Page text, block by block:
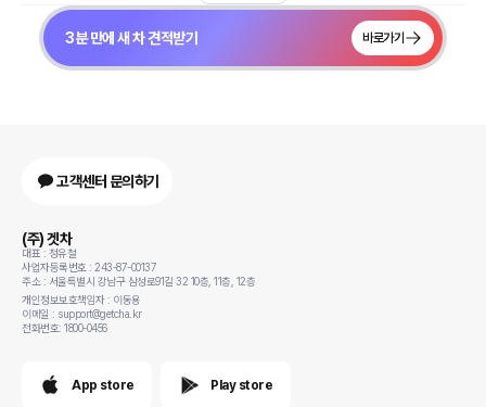
3분 만에 새 차 견적받기 바로가기
고객센터 문의하기
(주) 겟차
대표 : 정유철
사업자등록번호 : 243-87-00137
주소 : 서울특별시 강남구 삼성로91길 32 10층, 11층, 12층
개인정보보호책임자 : 이동용
이메일 : support@getcha.kr
전화번호: 1800-0456
App store Play store